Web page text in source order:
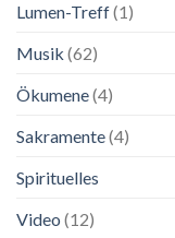
Lumen-Treff(1)
Musik (62)
Ökumene(4)
Sakramente(4)
Spirituelles
Video (12)